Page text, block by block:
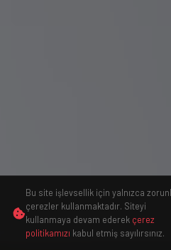
KAYDIR
Bu site işlevsellik için yalnızca
çerezler kullanmaktadır. Siteyi
kullanmaya devam ederek çerez
politikamızı kabul etmiş sayılırsınız.